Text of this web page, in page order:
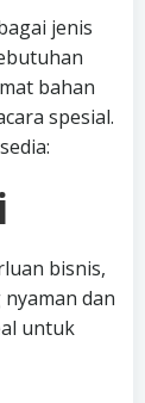
jenis
bahan
spesial.
bisnis,
nyaman dan
untuk